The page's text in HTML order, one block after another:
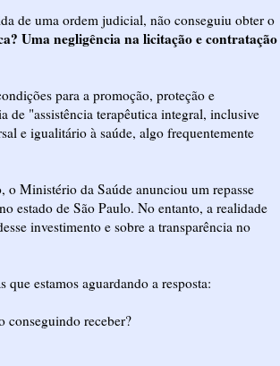
de uma ordem judicial, não conseguiu obter o
Uma negligência na licitação e contratação
para a promoção, proteção e
de "assistência terapêutica integral, inclusive
e igualitário à saúde, algo frequentemente
Ministério da Saúde anunciou um repasse
estado de São Paulo. No entanto, a realidade
investimento e sobre a transparência no
estamos aguardando a resposta:
conseguindo receber?